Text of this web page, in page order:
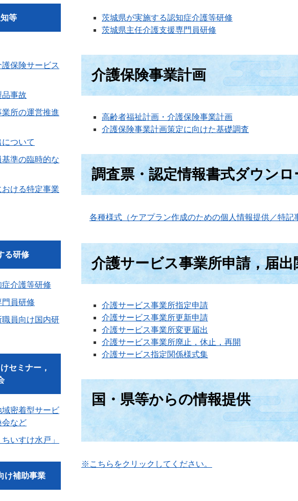
茨城県が実施する認知症介護等研修
茨城県主任介護支援専門員研修
介護保険事業計画
高齢者福祉計画・介護保険事業計画
介護保険事業計画策定に向けた基礎調査
調査票・認定情報書式ダウンロ
各種様式（ケアプラン作成のための個人情報提供／特記
介護サービス事業所申請，届出
介護サービス事業所指定申請
介護サービス事業所更新申請
介護サービス事業所変更届出
介護サービス事業所廃止，休止，再開
介護サービス指定関係様式集
国・県等から
※こちらをクリックしてください。
等
保険サービス
事故
所の運営推進
ついて
準の臨時的な
ける特定事業
る研修
介護等研修
員研修
員向け国内研
セミナー，
密着型サービ
会など
いすけ水戸」
け補助事業